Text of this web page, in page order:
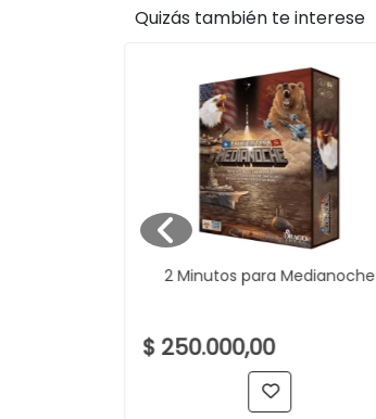
Quizás también te interese
2 Minutos para Medianoche
$ 250.000,00